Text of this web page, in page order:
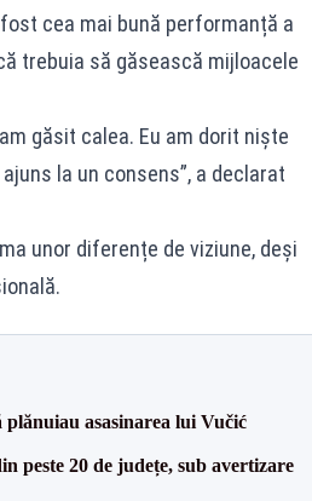
cea mai bună performanță a
trebuia să găsească mijloacele
găsit calea. Eu am dorit niște
la un consens”, a declarat
unor diferențe de viziune, deși
asasinarea lui Vučić
peste 20 de județe, sub avertizare